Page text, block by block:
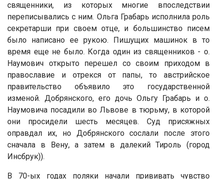
священники, из которых многие впоследствии
переписывались с ним. Ольга Грабарь исполнила роль
секретарши при своем отце, и большинство писем
было написано ее рукою. Пишущих машинок в то
время еще не было. Когда один из священников - о.
Наумович открыто перешел со своим приходом в
православие и отрекся от папы, то австрийское
правительство объявило это государственной
изменой. Добрянского, его дочь Ольгу Грабарь и о.
Наумовича посадили во Львове в тюрьму, в которой
они просидели шесть месяцев. Суд присяжных
оправдал их, но Добрянского сослали после этого
сначала в Вену, а затем в далекий Тироль (город
Инсбрук)).
В 70-ых годах поляки начали прививать чувство